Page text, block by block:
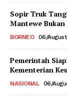
Sopir Truk
Mantewe Bukan
BORNEO 06/
Pemerintah
Kementerian
NASIONAL 06/